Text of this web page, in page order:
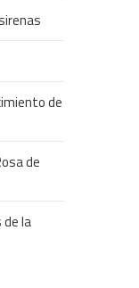
de
de
la